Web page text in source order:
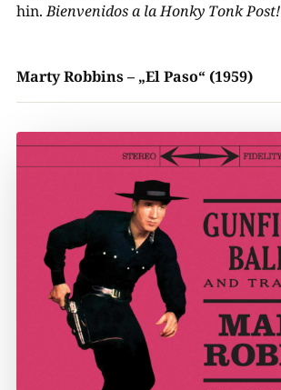
hin.Bienvenidosa la Honky Tonk Post!
Marty Robbins – „El Paso“ (1959)